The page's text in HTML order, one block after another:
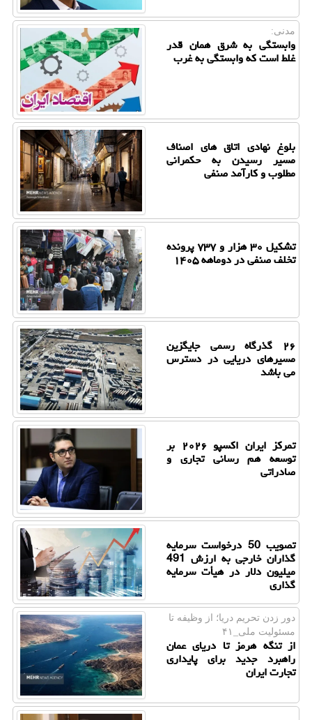
مدنی:
وابستگی به شرق همان قدر
غلط است که وابستگی به غرب
بلوغ نهادی اتاق های اصناف
مسیر رسیدن به حکمرانی
مطلوب و کارآمد صنفی
تشکیل ۳۰ هزار و ۷۳۷ پرونده
تخلف صنفی در دوماهه ۱۴۰۵
۲۶ گذرگاه رسمی جایگزین
مسیرهای دریایی در دسترس
می باشد
تمرکز ایران اکسپو ۲۰۲۶ بر
توسعه هم رسانی تجاری و
صادراتی
تصویب 50 درخواست سرمایه
گذاران خارجی به ارزش 491
میلیون دلار در هیأت سرمایه
گذاری
دور زدن تحریم دریا؛ از وظیفه تا
مسئولیت ملی_۴۱
از تنگه هرمز تا دریای عمان
راهبرد جدید برای پایداری
تجارت ایران